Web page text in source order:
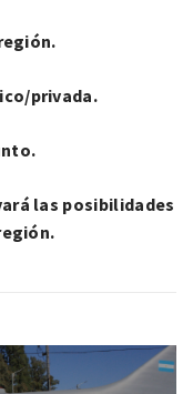
privada.
las posibilidades